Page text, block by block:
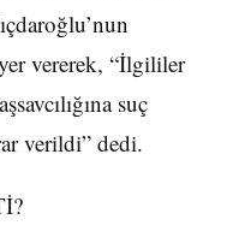
vererek, “İlgililer
suç
verildi” dedi.